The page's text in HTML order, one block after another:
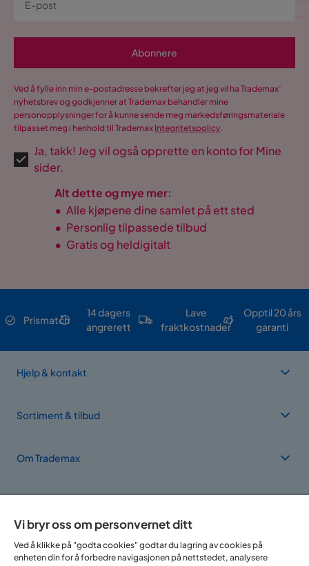
Abonnere
Ved å fylle inn min e-postadresse bekrefter jeg at jeg vil ha Trademax’
nyhetsbrev og godkjenner at Trademax behandler mine
personopplysninger for å kunne sende meg markedsføringsmateriale
tilpasset meg i henhold til Trademax Integritetspolicy.
Ja, takk! Jeg vil også opprette en konto for Mine
sider.
Alt dette og mye mer:
• Alle kjøpene dine samlet på ett sted
• Personlig tilpassede tilbud
• Gratis og heldigitalt
Prismatch
14 dagers
angrerett
Lave
fraktkostnader
Opptil 20 års
garanti
Hjelp & kontakt
Sortiment & tilbud
Om Trademax
Vi bryr oss om personvernet ditt
Ved å klikke på "godta cookies" godtar du lagring av cookies på
enheten din for å forbedre navigasjonen på nettstedet, analysere